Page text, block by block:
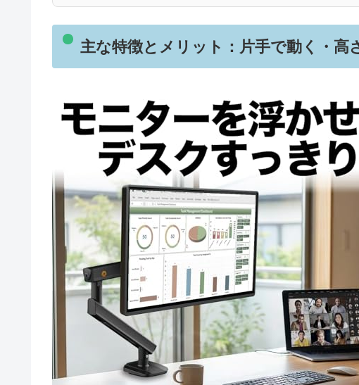
主な特徴とメリット：片手で動く・高